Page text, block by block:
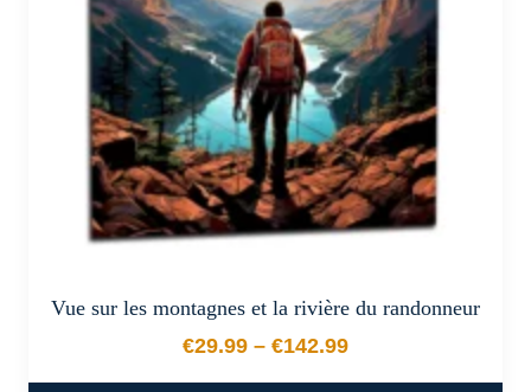
choisies
sur
la
page
du
produit
Vue sur les montagnes et la rivière du randonneur
€29.99 – €142.99
Plage de prix : €29.99 à